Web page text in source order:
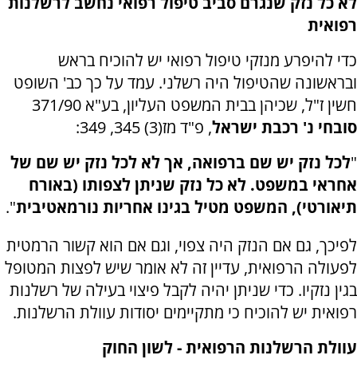
רפואית
כדי להיפרע מנזקי טיפול רפואי יש להוכיח בראש
ובראשונה שהטיפול היה רשלני. עמד על כך כב' השופט
חשין ז"ל, שכיהן בבית המשפט העליון, בע"א 371/90
סובחי נ' רכבת ישראל, פ"ד מז(3) 345, 349
:
"לכל נזק יש שם ברפואה, אך לא לכל נזק יש שם של
אחראי במשפט. לא כל נזק שניתן לצפותו (באורח
תיאורטי), המשפט מטיל בגינו אחריות נורמאטיבית".
לפיכך, גם אם הנזק היה צפוי, וגם אם הוא קשור הרמטית
לפעולה הרפואית, עדיין זה לא אומר שיש לפצות המטופל
בגין נזקיו. כדי שניתן יהיה לקבל פיצוי בעילה של רשלנות
רפואית יש להוכיח כי מתקיימים יסודות עוולת הרשלנות.
עוולת הרשלנות הרפואית - לשון החוק